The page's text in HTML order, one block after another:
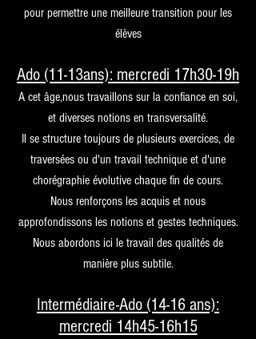
pour permettre une meilleure transition pour les
élèves
Ado (11-13ans): mercredi 17h30-19h
A cet âge,nous travaillons sur la confiance en soi,
et diverses notions en transversalité.
Il se structure toujours de plusieurs exercices, de
traversées ou d'un travail technique et d'une
chorégraphie évolutive chaque fin de cours.
Nous renforçons les acquis et nous
approfondissons les notions et gestes techniques.
Nous abordons ici le travail des qualités de
manière plus subtile.
Intermédiaire-Ado (14-16 ans):
mercredi 14h45-16h15